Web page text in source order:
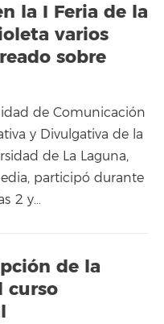
la I Feria de la
varios
sobre
de Comunicación
y Divulgativa de la
de La Laguna,
participó durante
2 y…
de la
curso